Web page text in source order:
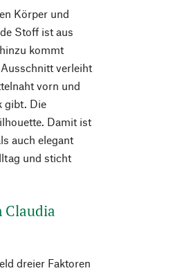
Körper und
Stoff ist aus
kommt
verleiht
vorn und
gibt. Die
Damit ist
auch elegant
und sticht
dreier Faktoren